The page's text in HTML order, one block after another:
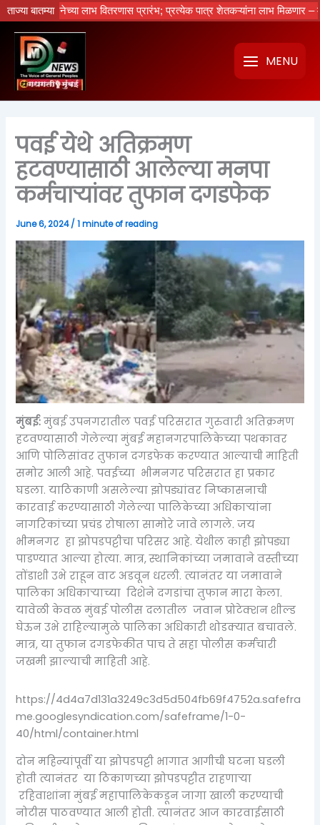
ताज्या बातम्या
योजनेच्या लाभ वितरणास प्रारंभ; प्रत्येक पात्र शेतकऱ्यांना लाभ मिळणार –
Skip
to
content
MENU
पवई येथे अतिक्रमण
हटवण्यासाठी आलेल्या मनपा
कर्मचाऱ्यांवर तुफान दगडफेक
June 6, 2024/1 minute of reading
मुंबई: मुंबई उपनगरातील पवई परिसरात गुरुवारी अतिक्रमण
हटवण्यासाठी गेलेल्या मुंबई महानगरपालिकेच्या पथकावर
आणि पोलिसांवर तुफान दगडफेक करण्यात आल्याची माहिती
समोर आली आहे. पवईच्या भीमनगर परिसरात हा प्रकार
घडला. याठिकाणी असलेल्या झोपड्यांवर निष्कासनाची
कारवाई करण्यासाठी गेलेल्या पालिकेच्या अधिकाऱ्यांना
नागरिकांच्या प्रचंड रोषाला सामोरे जावे लागले. जय
भीमनगर हा झोपडपट्टीचा परिसर आहे. येथील काही झोपड्या
पाडण्यात आल्या होत्या. मात्र, स्थानिकांच्या जमावाने वस्तीच्या
तोंडाशी उभे राहून वाट अडवून धरली. त्यानंतर या जमावाने
पालिका अधिकाऱ्याच्या दिशेने दगडांचा तुफान मारा केला.
यावेळी केवळ मुंबई पोलीस दलातील जवान प्रोटेक्शन शील्ड
घेऊन उभे राहिल्यामुळे पालिका अधिकारी थोडक्यात बचावले.
मात्र, या तुफान दगडफेकीत पाच ते सहा पोलीस कर्मचारी
जखमी झाल्याची माहिती आहे.
https://4d4a7d131a3249c3d5d504fb69f4752a.safefra
me.googlesyndication.com/safeframe/1-0-
40/html/container.html
दोन महिन्यांपूर्वी या झोपडपट्टी भागात आगीची घटना घडली
होती त्यानंतर या ठिकाणच्या झोपडपट्टीत राहणाऱ्या
रहिवाशांना मुंबई महापालिकेकडून जागा खाली करण्याची
नोटीस पाठवण्यात आली होती. त्यानंतर आज कारवाईसाठी